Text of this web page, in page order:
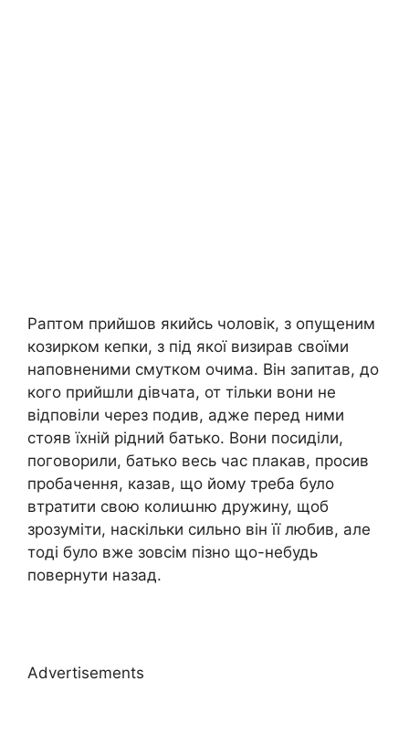
Раптом прийшов якийсь чоловік, з опущеним
козирком кепки, з під якої визирав своїми
наповненими смутком очима. Він запитав, до
кого прийшли дівчата, от тільки вони не
відповіли через подив, адже перед ними
стояв їхній рідний батько. Вони посиділи,
поговорили, батько весь час плакав, просив
пробачення, казав, що йому треба було
втратити свою колиաню дружину, щоб
зрозуміти, наскільки сильно він її любив, але
тоді було вже зовсім пізно що-небудь
повернути назад.
Advertisements